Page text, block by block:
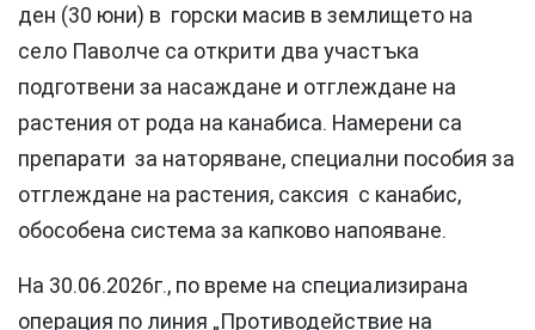
ден (30 юни) в горски масив в землището на
село Паволче са открити два участъка
подготвени за насаждане и отглеждане на
растения от рода на канабиса. Намерени са
препарати за наторяване, специални пособия за
отглеждане на растения, саксия с канабис,
обособена система за капково напояване.
На 30.06.2026г., по време на специализирана
операция по линия „Противодействие на